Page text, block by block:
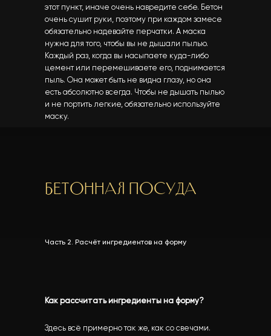
этот пункт, иначе очень навредите себе. Бетон
очень сушит руки, поэтому при каждом замесе
обязательно надевайте перчатки. А маска
нужна для того, чтобы вы не дышали пылью.
Каждый раз, когда вы насыпаете куда-либо
цемент или перемешиваете его, поднимается
пыль. Она может быть не видна глазу, но она
есть абсолютно всегда. Чтобы не дышать пылью
и не портить легкие, обязательно используйте
маску.
Бетонная посуда
Часть 2. Расчёт ингредиентов на форму
Здесь всё примерно так же, как со свечами.
Как рассчитать ингредиенты на форму?